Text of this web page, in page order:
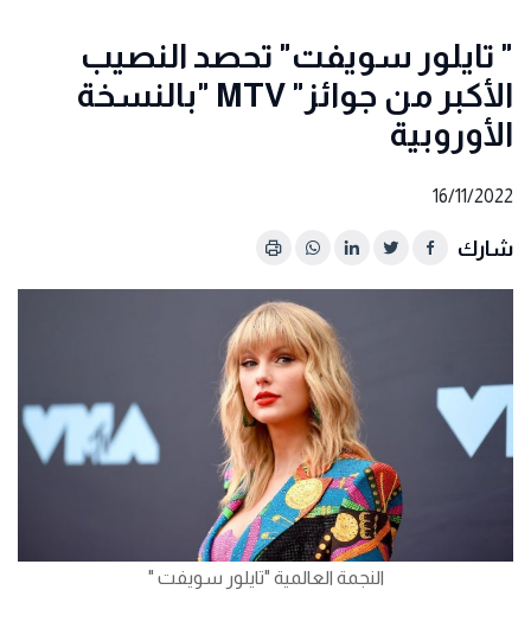
" تايلور سويفت" تحصد النصيب
الأكبر من جوائز" MTV "بالنسخة
الأوروبية
16/11/2022
شارك
النجمة العالمية "تايلور سويفت "